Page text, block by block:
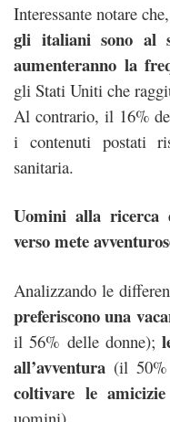
Interessante notare
gli italiani sono al
aumenteranno la
gli Stati Uniti che
Al contrario, il 16%
i contenuti postati
sanitaria.
Uomini alla ricerca
verso mete
Analizzando le
preferiscono una
il 56% delle donne);
all’avventura (il
coltivare le amicizie